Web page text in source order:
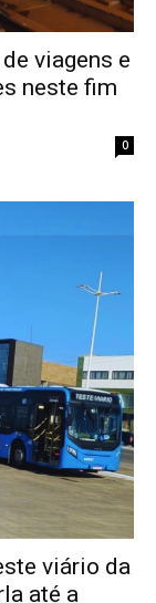
viagens e
neste fim
0
viário da
até a